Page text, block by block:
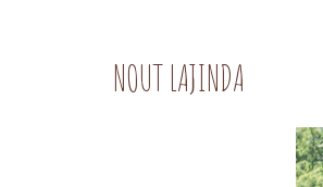
NOUT LAJINDA